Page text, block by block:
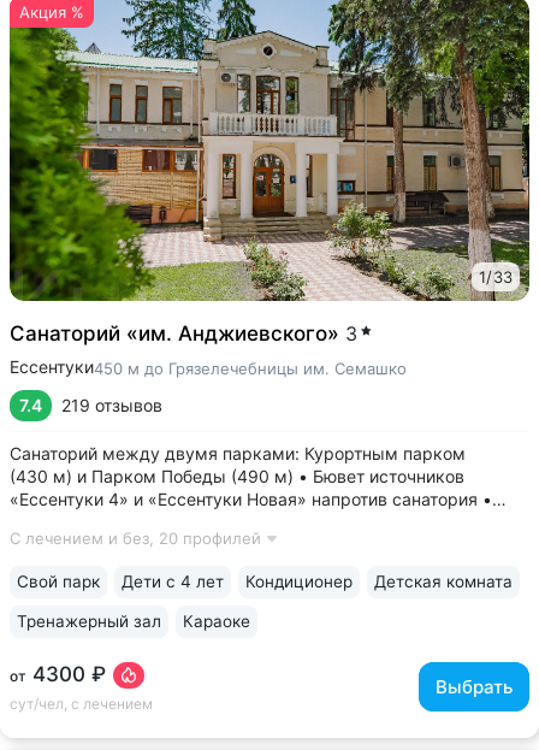
Акция %
1/33
Санаторий «им. Анджиевского» 3
Ессентуки450 м до Грязелечебницы им. Семашко
7.4 219 отзывов
Санаторий между двумя парками: Курортным парком
(430 м) и Парком Победы (490 м) • Бювет источников
«Ессентуки 4» и «Ессентуки Новая» напротив санатория •
• Включено трёхразовое питание «меню—заказ». 7 видов
С лечением и без, 20 профилей
от 4300 ₽
сут/чел, с лечением
Выбрать
Свой парк Дети с 4 лет Кондиционер Детская комната
Тренажерный зал Караоке